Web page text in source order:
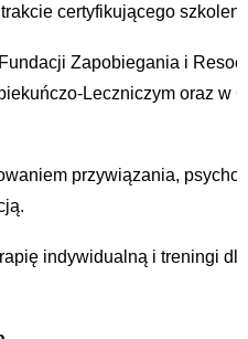
certyfikującego
Zapobiegania i
Leczniczym oraz w
przywiązania,
indywidualną i treningi